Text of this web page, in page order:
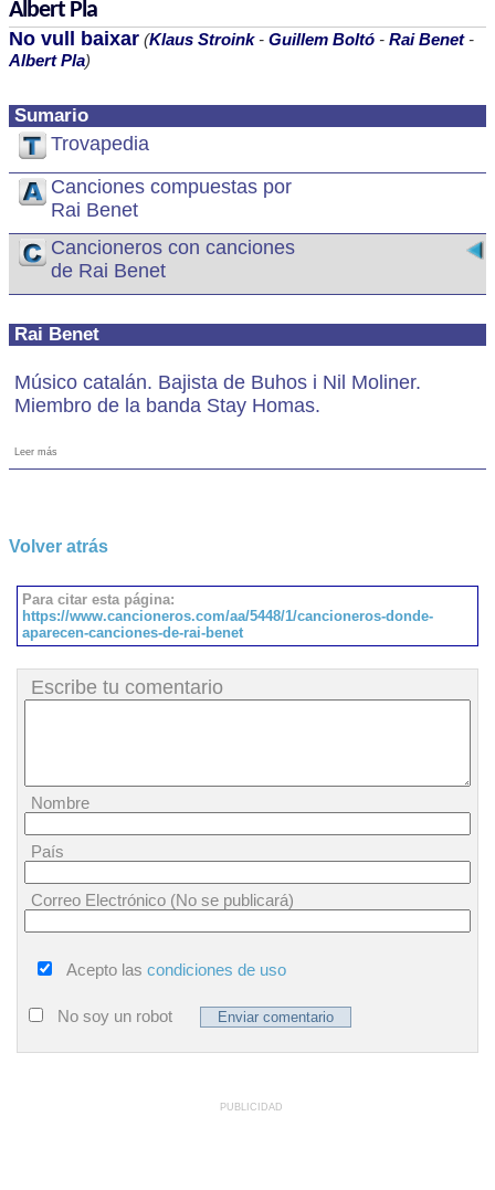
Sumario
Trovapedia
Canciones compuestas por
Rai Benet
Cancioneros con canciones
de Rai Benet
Rai Benet
Músico catalán. Bajista de Buhos i Nil Moliner.
Miembro de la banda Stay Homas.
Leer más
Albert Pla
No vull baixar (Klaus Stroink- Guillem Boltó - Rai Benet-
Albert Pla)
Volver atrás
Para citar esta página:
https://www.cancioneros.com/aa/5448/1/cancioneros-donde-
aparecen-canciones-de-rai-benet
Escribe tu comentario
Nombre
País
Correo Electrónico (No se publicará)
Acepto las condiciones de uso
No soy un robot
PUBLICIDAD